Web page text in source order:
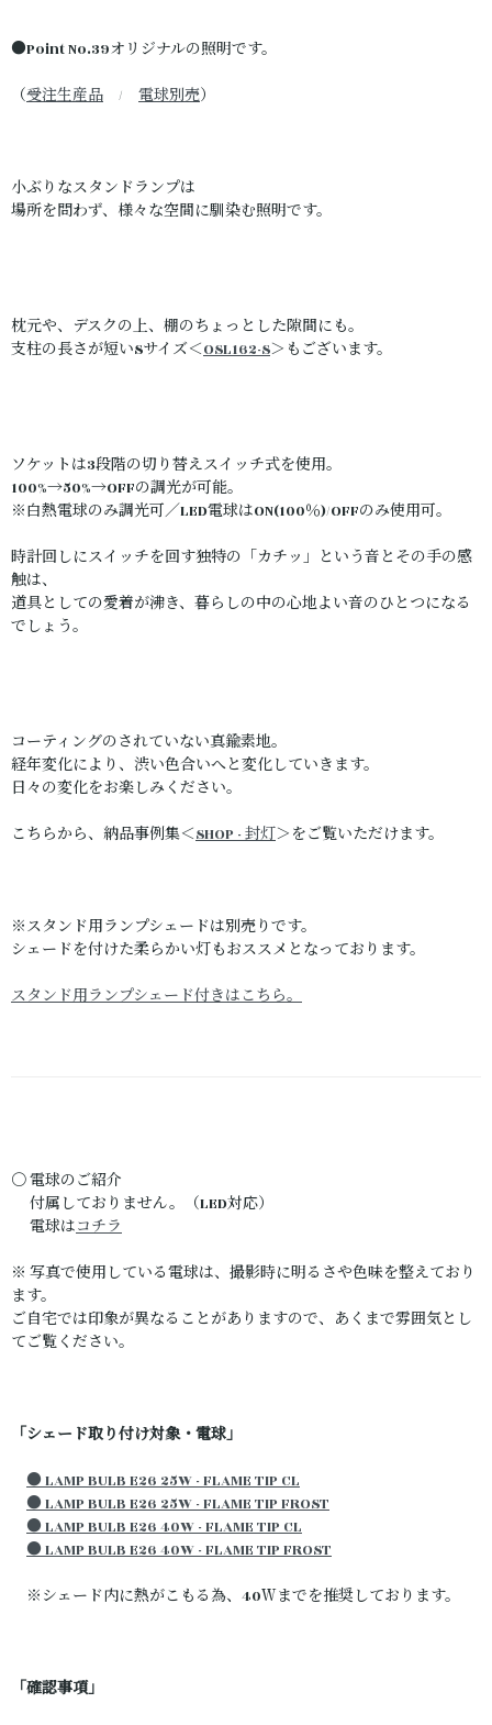
●Point No.39オリジナルの照明です。
（受注生産品 / 電球別売）
小ぶりなスタンドランプは
場所を問わず、様々な空間に馴染む照明です。
枕元や、デスクの上、棚のちょっとした隙間にも。
支柱の長さが短いSサイズ＜OSL162-S＞もございます。
ソケットは3段階の切り替えスイッチ式を使用。
100%→50%→OFFの調光が可能。
※白熱電球のみ調光可／LED電球はON(100％)/OFFのみ使用可。
時計回しにスイッチを回す独特の「カチッ」という音とその手の感
触は、
道具としての愛着が沸き、暮らしの中の心地よい音のひとつになる
でしょう。
コーティングのされていない真鍮素地。
経年変化により、渋い色合いへと変化していきます。
日々の変化をお楽しみください。
こちらから、納品事例集＜SHOP - 封灯＞をご覧いただけます。
※スタンド用ランプシェードは別売りです。
シェードを付けた柔らかい灯もおススメとなっております。
スタンド用ランプシェード付きはこちら。
〇 電球のご紹介
付属しておりません。（LED対応）
電球はコチラ
※ 写真で使用している電球は、撮影時に明るさや色味を整えており
ます。
ご自宅では印象が異なることがありますので、あくまで雰囲気とし
てご覧ください。
「シェード取り付け対象・電球」
● LAMP BULB E26 25W - FLAME TIP CL
● LAMP BULB E26 25W - FLAME TIP FROST
● LAMP BULB E26 40W - FLAME TIP CL
● LAMP BULB E26 40W - FLAME TIP FROST
※シェード内に熱がこもる為、40Ｗまでを推奨しております。
「確認事項」